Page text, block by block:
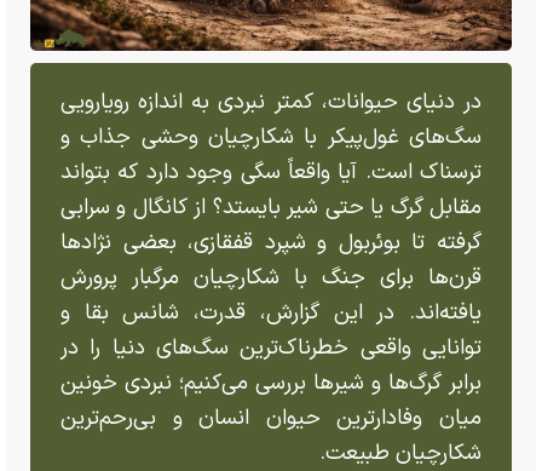
در دنیای حیوانات، کمتر نبردی به اندازه رویارویی
سگ‌های غول‌پیکر با شکارچیان وحشی جذاب و
ترسناک است. آیا واقعاً سگی وجود دارد که بتواند
مقابل گرگ یا حتی شیر بایستد؟ از کانگال و سرابی
گرفته تا بوئربول و شپرد قفقازی، بعضی نژادها
قرن‌ها برای جنگ با شکارچیان مرگبار پرورش
یافته‌اند. در این گزارش، قدرت، شانس بقا و
توانایی واقعی خطرناک‌ترین سگ‌های دنیا را در
برابر گرگ‌ها و شیرها بررسی می‌کنیم؛ نبردی خونین
میان وفادارترین حیوان انسان و بی‌رحم‌ترین
شکارچیان طبیعت.